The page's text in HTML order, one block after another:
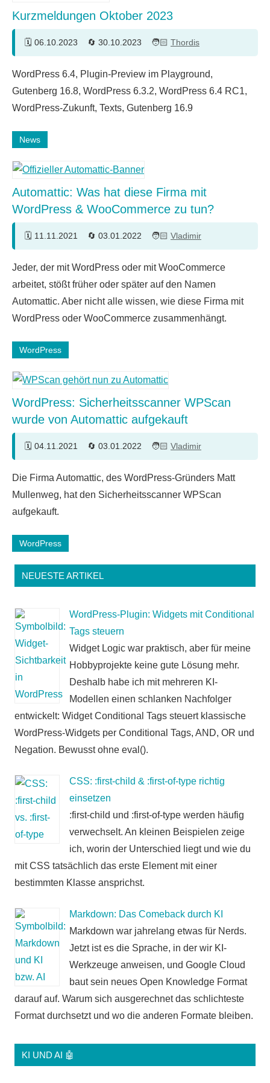
Kurzmeldungen Oktober 2023
06.10.2023 30.10.2023 Thordis
WordPress 6.4, Plugin-Preview im Playground,
Gutenberg 16.8, WordPress 6.3.2, WordPress 6.4 RC1,
WordPress-Zukunft, Texts, Gutenberg 16.9
News
Automattic: Was hat diese Firma mit
WordPress & WooCommerce zu tun?
11.11.2021 03.01.2022 Vladimir
Kommentare
Jeder, der mit WordPress oder mit WooCommerce
arbeitet, stößt früher oder später auf den Namen
Automattic. Aber nicht alle wissen, wie diese Firma mit
WordPress oder WooCommerce zusammenhängt.
WordPress
WordPress: Sicherheitsscanner WPScan
wurde von Automattic aufgekauft
04.11.2021 03.01.2022 Vladimir
Die Firma Automattic, des WordPress-Gründers Matt
Mullenweg, hat den Sicherheitsscanner WPScan
aufgekauft.
WordPress
NEUESTE ARTIKEL
WordPress-Plugin: Widgets mit Conditional
Tags steuern
Widget Logic war praktisch, aber für meine
Hobbyprojekte keine gute Lösung mehr.
Deshalb habe ich mit mehreren KI-
Modellen einen schlanken Nachfolger
entwickelt: Widget Conditional Tags steuert klassische
WordPress-Widgets per Conditional Tags, AND, OR und
Negation. Bewusst ohne eval().
CSS: :first-child & :first-of-type richtig
einsetzen
:first-child und :first-of-type werden häufig
verwechselt. An kleinen Beispielen zeige
ich, worin der Unterschied liegt und wie du
mit CSS tatsächlich das erste Element mit einer
bestimmten Klasse ansprichst.
Markdown: Das Comeback durch KI
Markdown war jahrelang etwas für Nerds.
Jetzt ist es die Sprache, in der wir KI-
Werkzeuge anweisen, und Google Cloud
baut sein neues Open Knowledge Format
darauf auf. Warum sich ausgerechnet das schlichteste
Format durchsetzt und wo die anderen Formate bleiben.
KI UND AI 🤖